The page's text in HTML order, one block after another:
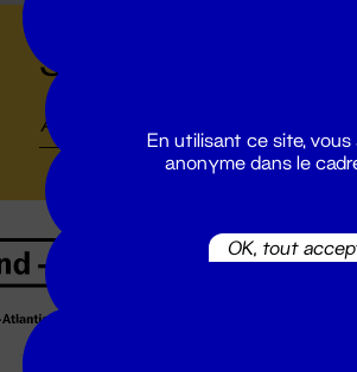
Suivez toutes les
Billetterie
En utilisant ce site,
anonyme dans le
OK, tout